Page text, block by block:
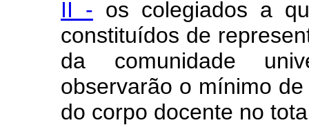
II - os colegiados a
constituídos de
da comunidade
observarão o mínimo
do corpo docente no